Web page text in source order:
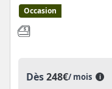
Occasion
Dès248€/ mois i